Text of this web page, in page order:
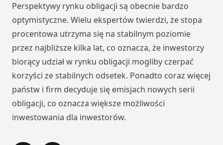
Perspektywy rynku obligacji są obecnie bardzo
optymistyczne. Wielu ekspertów twierdzi, że stopa
procentowa utrzyma się na stabilnym poziomie
przez najbliższe kilka lat, co oznacza, że inwestorzy
biorący udział w rynku obligacji mogliby czerpać
korzyści ze stabilnych odsetek. Ponadto coraz więcej
państw i firm decyduje się emisjach nowych serii
obligacji, co oznacza większe możliwości
inwestowania dla inwestorów.